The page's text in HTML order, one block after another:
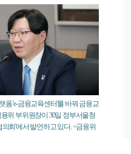
'e-금융교육센터'를 바꿔 금융교
위 부위원장이 30일 정부서울청
회'에서 발언하고 있다. <금융위